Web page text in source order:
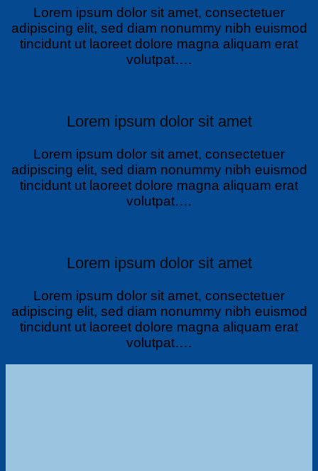
Lorem ipsum dolor sit amet, consectetuer
adipiscing elit, sed diam nonummy nibh euismod
tincidunt ut laoreet dolore magna aliquam erat
volutpat….
Lorem ipsum dolor sit amet
Lorem ipsum dolor sit amet, consectetuer
adipiscing elit, sed diam nonummy nibh euismod
tincidunt ut laoreet dolore magna aliquam erat
volutpat….
Lorem ipsum dolor sit amet
Lorem ipsum dolor sit amet, consectetuer
adipiscing elit, sed diam nonummy nibh euismod
tincidunt ut laoreet dolore magna aliquam erat
volutpat….